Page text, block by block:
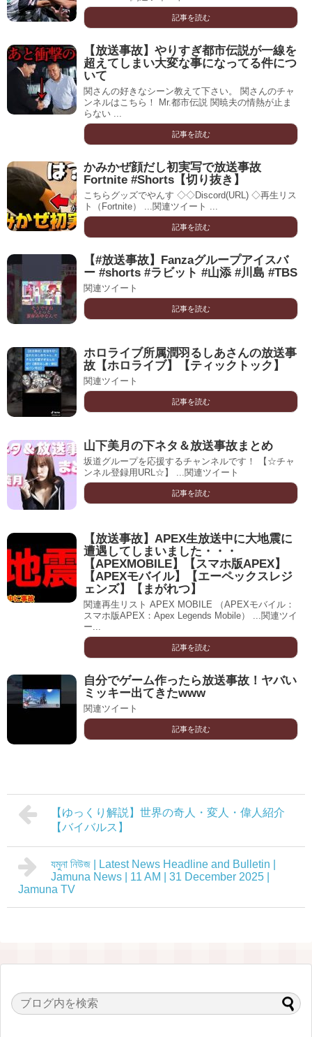
記事を読む
【放送事故】やりすぎ都市伝説が一線を
超えてしまい大変な事になってる件につ
いて
関さんの好きなシーン教えて下さい。 関さんのチャ
ンネルはこちら！ Mr.都市伝説 関暁夫の情熱が止ま
らない ...
記事を読む
かみかぜ顔だし初実写で放送事故
Fortnite #Shorts【切り抜き】
こちらグッズでやんす ◇◇Discord(URL) ◇再生リス
ト（Fortnite） ...関連ツイート ...
記事を読む
【#放送事故】Fanzaグループアイスバ
ー #shorts #ラビット #山添 #川島 #TBS
関連ツイート
記事を読む
ホロライブ所属潤羽るしあさんの放送事
故【ホロライブ】【ティックトック】
関連ツイート
記事を読む
山下美月の下ネタ＆放送事故まとめ
坂道グループを応援するチャンネルです！ 【☆チャ
ンネル登録用URL☆】 ...関連ツイート
記事を読む
【放送事故】APEX生放送中に大地震に
遭遇してしまいました・・・
【APEXMOBILE】【スマホ版APEX】
【APEXモバイル】【エーペックスレジ
ェンズ】【まがれつ】
関連再生リスト APEX MOBILE （APEXモバイル：
スマホ版APEX：Apex Legends Mobile） ...関連ツイ
ー...
記事を読む
自分でゲーム作ったら放送事故！ヤバい
ミッキー出てきたwww
関連ツイート
記事を読む
【ゆっくり解説】世界の奇人・変人・偉人紹介
【バイバルス】
যমুনা নিউজ | Latest News Headline and Bulletin |
Jamuna News | 11 AM | 31 December 2025 |
Jamuna TV